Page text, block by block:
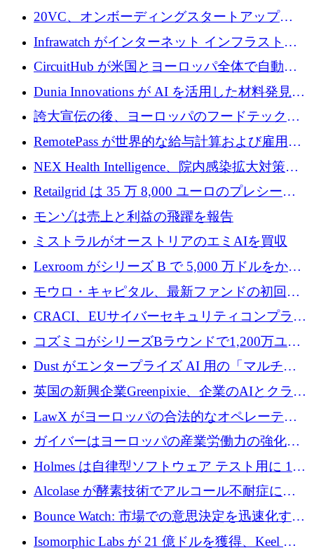
イン コンピューター インターフェイスのため
に 750 万ドルを調達
20VC、オンボーディングスタートアップ
Prelude へのシリーズ A 投資で 2,000 万ドルを
Infrawatch がインターネット インフラストラ
クチャ インテリジェンス向けに 300 万ドルの
プレシードを確保
CircuitHub が米国とヨーロッパ全体で自動電
子機器製造を拡大するために 2,800 万ドルを
Dunia Innovations が AI を活用した材料発見を
産業化するために 2 億 8,000 万ユーロのベル
リン GigaLab を発表
誇大宣伝の後、ヨーロッパのフードテックセ
クターはファンダメンタルズを中心に再構築
RemotePass が世界的な給与計算および雇用プ
ラットフォームを拡大するために 1,740 万ド
NEX Health Intelligence、院内感染拡大対策に
100万ユーロを確保
Retailgrid は 35 万 8,000 ユーロのプレシード
ラウンドで小売業のスプレッドシートをター
ゲットにしています
モンゾは売上と利益の飛躍を報告
ミストラルがオーストリアのエミAIを買収
Lexroom がシリーズ B で 5,000 万ドルをかけ
てヨーロッパ大陸法用の法律 AI を構築
モウロ・キャピタル、最新ファンドの初回ク
ローズで4億ドルを確保
CRACI、EUサイバーセキュリティコンプライ
アンスプラットフォームのために140万ユーロ
コズミコがシリーズBラウンドで1,200万ユー
ロを調達
Dust がエンタープライズ AI 用の「マルチプ
レイヤー」オペレーティング システムを構築
するシリーズ B で 4,000 万ドルを調達
英国の新興企業Greenpixie、企業のAIとクラウ
ドのエネルギー無駄を削減するために470万ポ
ンドを調達
LawX がヨーロッパの合法的なオペレーティ
ング システムを構築するために 750 万ユーロ
を調達
ガイバーはヨーロッパの産業労働力の強化に
貢献するために 140 万ユーロを獲得
Holmes は自律型ソフトウェア テスト用に 110
万ユーロのプレシードを提供して開始
Alcolase が酵素技術でアルコール不耐症に取
り組むために 150 万ユーロを調達
Bounce Watch: 市場での意思決定を迅速化する
ためのインテリジェンス層を構築する
Isomorphic Labs が 21 億ドルを獲得、Keel の